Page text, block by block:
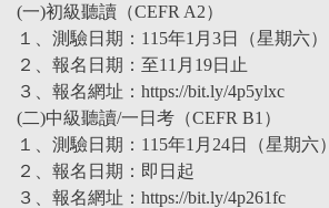
(一)初級聽讀（CEFR A2）
１、測驗日期：115年1月3日（星期六）
２、報名日期：至11月19日止
３、報名網址：https://bit.ly/4p5ylxc
(二)中級聽讀/一日考（CEFR B1）
１、測驗日期：115年1月24日（星期六）
２、報名日期：即日起
３、報名網址：https://bit.ly/4p261fc